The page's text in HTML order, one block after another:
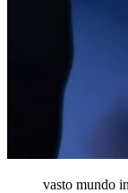
vasto mundo